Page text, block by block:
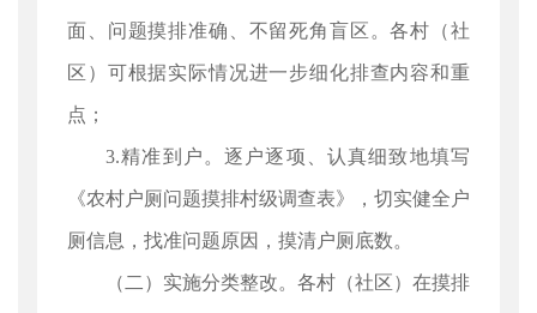
面、问题摸排准确、不留死角盲区。各村（社
区）可根据实际情况进一步细化排查内容和重
点；
3.精准到户。逐户逐项、认真细致地填写
《农村户厕问题摸排村级调查表》，切实健全户
厕信息，找准问题原因，摸清户厕底数。
（二）实施分类整改。各村（社区）在摸排